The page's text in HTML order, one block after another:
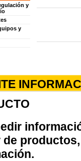
y
y
de